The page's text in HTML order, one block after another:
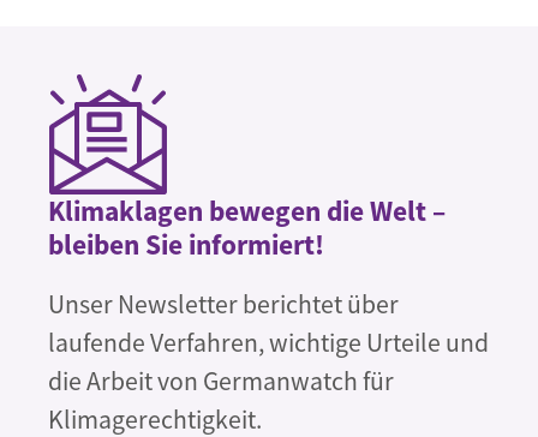
SVG
Klimaklagen bewegen die Welt –
bleiben Sie informiert!
Unser Newsletter berichtet über
laufende Verfahren, wichtige Urteile und
die Arbeit von Germanwatch für
Klimagerechtigkeit.